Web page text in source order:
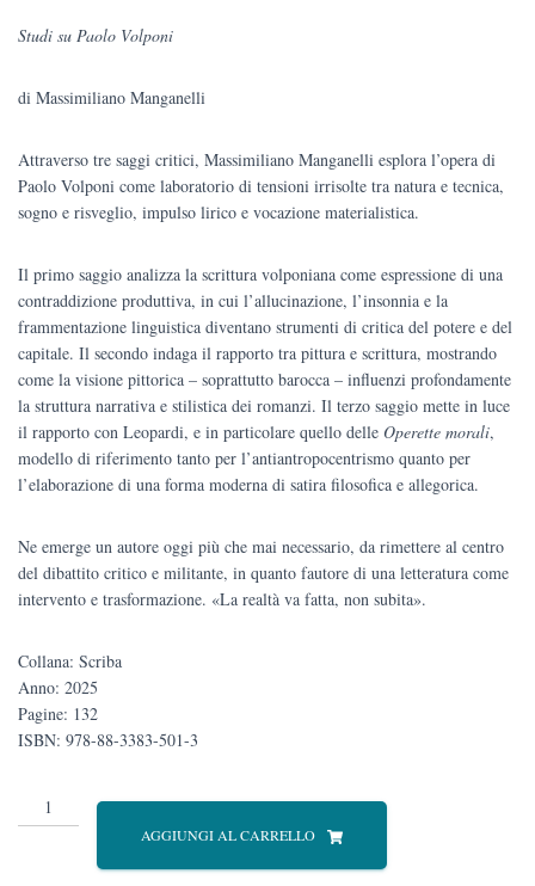
era:
€20.00.
è:
€19.00.
Studi su Paolo Volponi
di Massimiliano Manganelli
Attraverso tre saggi critici, Massimiliano Manganelli esplora l’opera di
Paolo Volponi come laboratorio di tensioni irrisolte tra natura e tecnica,
sogno e risveglio, impulso lirico e vocazione materialistica.
Il primo saggio analizza la scrittura volponiana come espressione di una
contraddizione produttiva, in cui l’allucinazione, l’insonnia e la
frammentazione linguistica diventano strumenti di critica del potere e del
capitale. Il secondo indaga il rapporto tra pittura e scrittura, mostrando
come la visione pittorica – soprattutto barocca – influenzi profondamente
la struttura narrativa e stilistica dei romanzi. Il terzo saggio mette in luce
il rapporto con Leopardi, e in particolare quello delle Operette morali,
modello di riferimento tanto per l’antiantropocentrismo quanto per
l’elaborazione di una forma moderna di satira filosofica e allegorica.
Ne emerge un autore oggi più che mai necessario, da rimettere al centro
del dibattito critico e militante, in quanto fautore di una letteratura come
intervento e trasformazione. «La realtà va fatta, non subita».
Collana: Scriba
Anno: 2025
Pagine: 132
ISBN: 978-88-3383-501-3
realtà
AGGIUNGI AL CARRELLO